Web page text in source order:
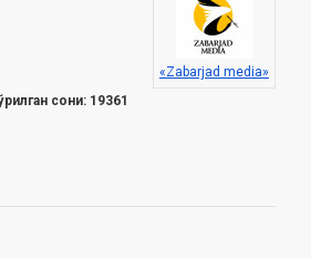
«Zabarjad media»
сони: 19361